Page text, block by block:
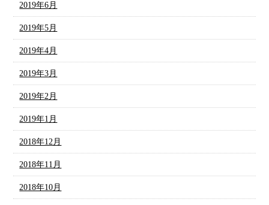
2019年6月
2019年5月
2019年4月
2019年3月
2019年2月
2019年1月
2018年12月
2018年11月
2018年10月